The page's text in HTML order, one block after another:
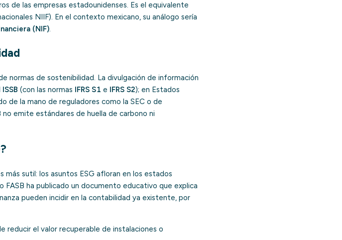
de las empresas estadounidenses. Es el equivalente
NIIF). En el contexto mexicano, su análogo sería
(NIF).
normas de sostenibilidad. La divulgación de información
ISSB (con las normas IFRS S1 e IFRS S2); en Estados
de la mano de reguladores como la SEC o de
emite estándares de huella de carbono ni
sutil: los asuntos ESG afloran en los estados
ha publicado un documento educativo que explica
pueden incidir en la contabilidad ya existente, por
reducir el valor recuperable de instalaciones o